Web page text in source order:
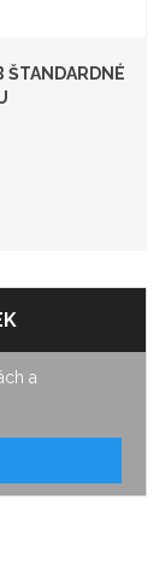
ŠTANDARDNÉ
a